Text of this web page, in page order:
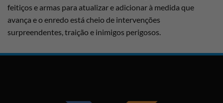
feitiços e armas para atualizar e adicionar à medida que
avança e o enredo está cheio de intervenções
surpreendentes, traição e inimigos perigosos.